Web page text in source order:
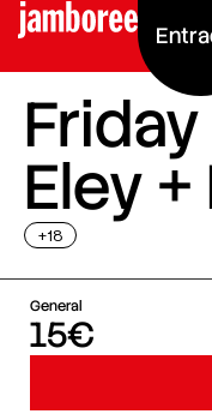
Friday
Eley
+18
General
15€